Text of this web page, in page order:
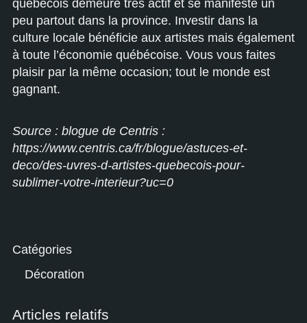
québécois demeure très actif et se manifeste un
peu partout dans la province. Investir dans la
culture locale bénéficie aux artistes mais également
à toute l’économie québécoise. Vous vous faites
plaisir par la même occasion; tout le monde est
gagnant.
Source : blogue de Centris :
https://www.centris.ca/fr/blogue/astuces-et-
deco/des-uvres-d-artistes-quebecois-pour-
sublimer-votre-interieur?uc=0
Catégories
Décoration
Articles relatifs